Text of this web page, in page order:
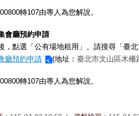
轉107由專人為您解說。
會廳預約申請
，點選「公有場地租用」。請搜尋「臺
廳預約申請
(地址： 臺北市文山區木柵
轉107由專人為您解說。